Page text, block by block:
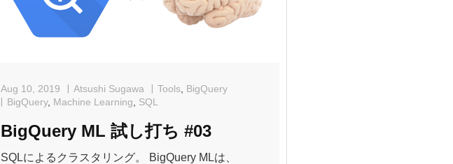
Aug 10, 2019 Atsushi Sugawa Tools BigQuery
BigQuery, Machine Learning SQL
BigQuery ML 試し打ち #03
SQLによるクラスタリング。 BigQuery MLは、